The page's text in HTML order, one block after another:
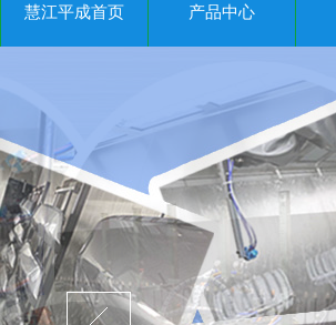
慧江平成首页 产品中心